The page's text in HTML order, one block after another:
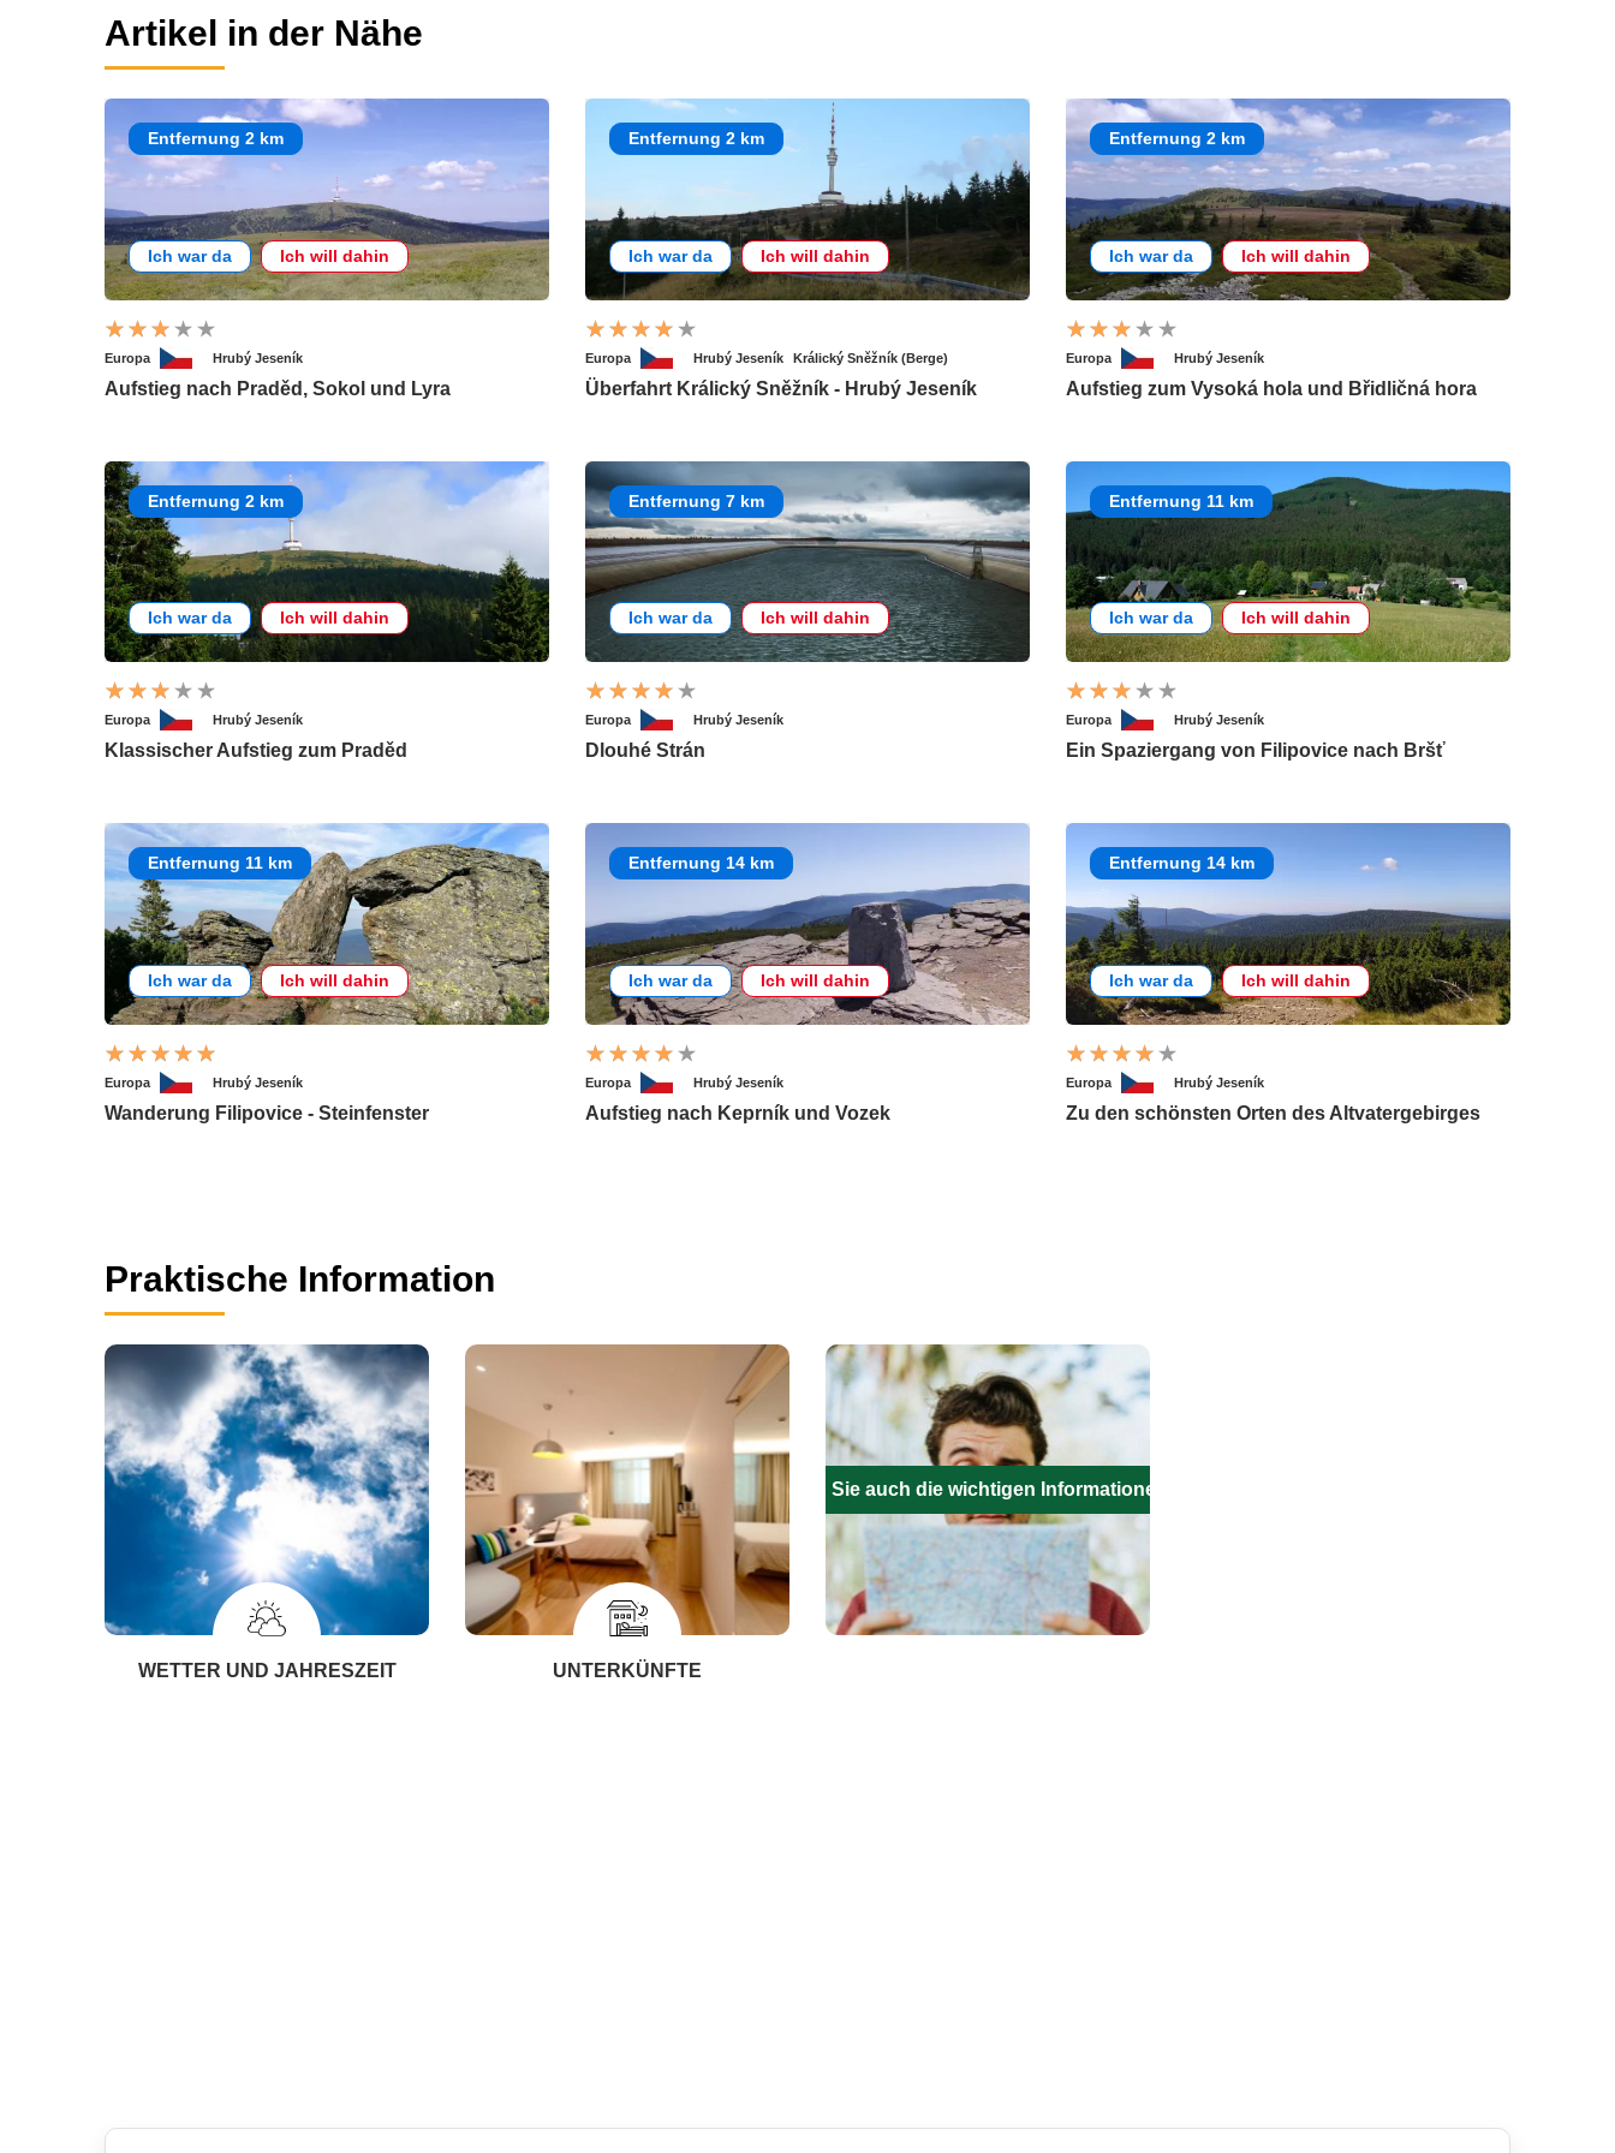
Artikel in der Nähe
Entfernung 2 km
Ich war da Ich will dahin
Europa Hrubý Jeseník
Aufstieg nach Praděd, Sokol und Lyra
Entfernung 2 km
Ich war da Ich will dahin
Europa Hrubý Jeseník Králický Sněžník (Berge)
Überfahrt Králický Sněžník - Hrubý Jeseník
Entfernung 2 km
Ich war da Ich will dahin
Europa Hrubý Jeseník
Aufstieg zum Vysoká hola und Břidličná hora
Entfernung 2 km
Ich war da Ich will dahin
Europa Hrubý Jeseník
Klassischer Aufstieg zum Praděd
Entfernung 7 km
Ich war da Ich will dahin
Europa Hrubý Jeseník
Dlouhé Strán
Entfernung 11 km
Ich war da Ich will dahin
Europa Hrubý Jeseník
Ein Spaziergang von Filipovice nach Bršť
Entfernung 11 km
Ich war da Ich will dahin
Europa Hrubý Jeseník
Wanderung Filipovice - Steinfenster
Entfernung 14 km
Ich war da Ich will dahin
Europa Hrubý Jeseník
Aufstieg nach Keprník und Vozek
Entfernung 14 km
Ich war da Ich will dahin
Europa Hrubý Jeseník
Zu den schönsten Orten des Altvatergebirges
Praktische Information
WETTER UND JAHRESZEIT UNTERKÜNFTE
Füllen Sie auch die wichtigen Informationen aus